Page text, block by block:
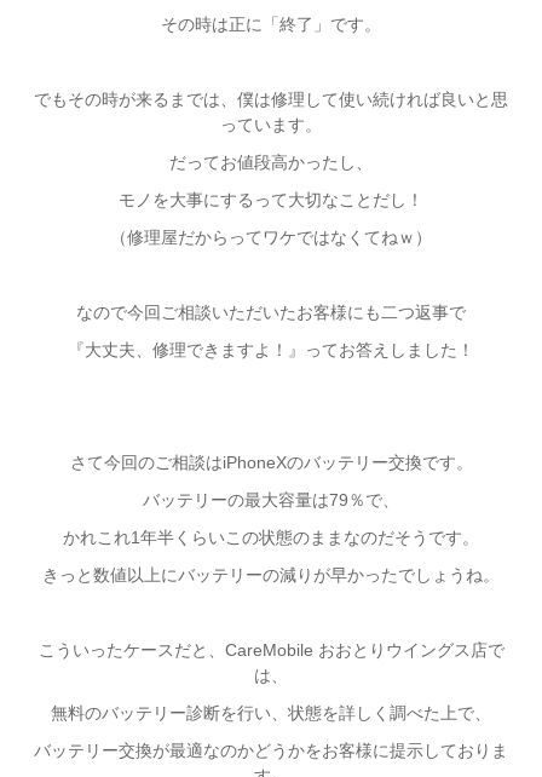
その時は正に「終了」です。
でもその時が来るまでは、僕は修理して使い続ければ良いと思
っています。
だってお値段高かったし、
モノを大事にするって大切なことだし！
（修理屋だからってワケではなくてねｗ）
なので今回ご相談いただいたお客様にも二つ返事で
『大丈夫、修理できますよ！』ってお答えしました！
さて今回のご相談はiPhoneXのバッテリー交換です。
バッテリーの最大容量は79％で、
かれこれ1年半くらいこの状態のままなのだそうです。
きっと数値以上にバッテリーの減りが早かったでしょうね。
こういったケースだと、CareMobile おおとりウイングス店で
は、
無料のバッテリー診断を行い、状態を詳しく調べた上で、
バッテリー交換が最適なのかどうかをお客様に提示しておりま